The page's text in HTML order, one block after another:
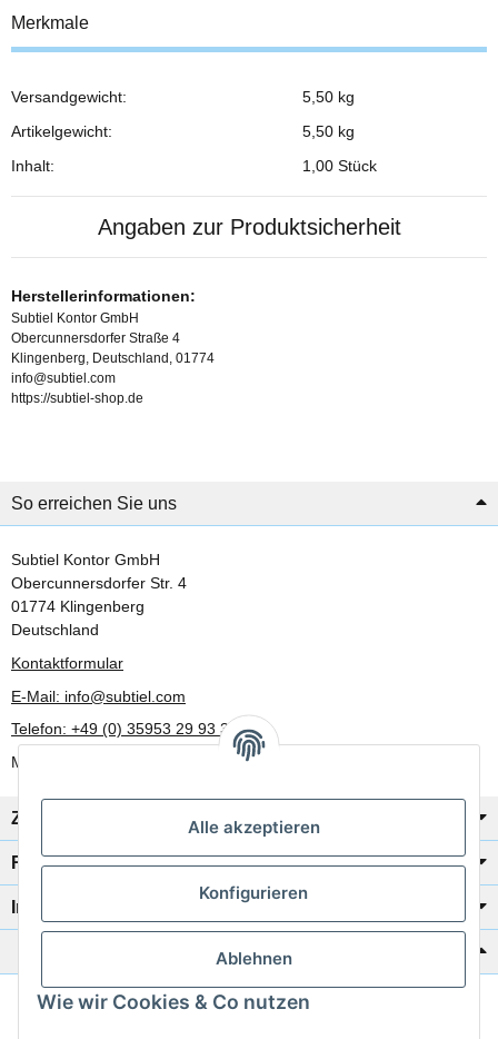
Alle akzeptieren
Konfigurieren
Ablehnen
Wie wir Cookies & Co nutzen
Merkmale
Produkteigenschaft
Wert
Versandgewicht:
5,50 kg
Artikelgewicht:
5,50 kg
Inhalt:
1,00 Stück
Angaben zur Produktsicherheit
Herstellerinformationen:
Subtiel Kontor GmbH
Obercunnersdorfer Straße 4
Klingenberg, Deutschland, 01774
info@subtiel.com
https://subtiel-shop.de
So erreichen Sie uns
Subtiel Kontor GmbH
Obercunnersdorfer Str. 4
01774 Klingenberg
Deutschland
Kontaktformular
E-Mail: info@subtiel.com
Telefon: +49 (0) 35953 29 93 30
Mo-Fr: 8:00 Uhr - 17:00 Uhr
Zahlung/Versand
Rechtliches
Informationen
Katalog zur Hand?
Zur Schnellbestellung